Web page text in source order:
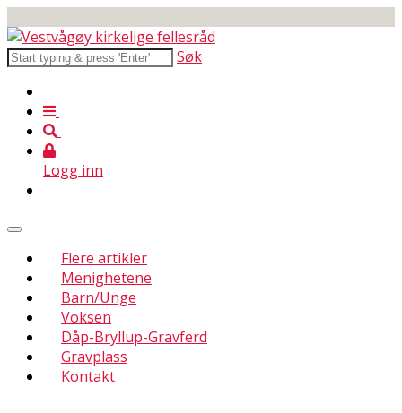
Søk
Logg inn
Flere artikler
Menighetene
Barn/Unge
Voksen
Dåp-Bryllup-Gravferd
Gravplass
Kontakt